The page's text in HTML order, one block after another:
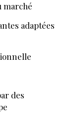
marché
adaptées
des